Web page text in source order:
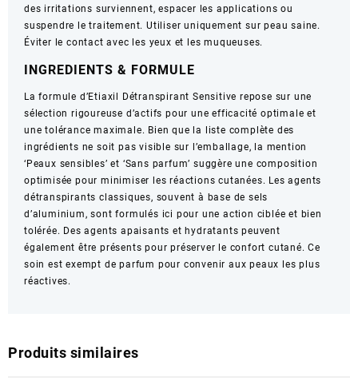
des irritations surviennent, espacer les applications ou
suspendre le traitement. Utiliser uniquement sur peau saine.
Éviter le contact avec les yeux et les muqueuses.
INGREDIENTS & FORMULE
La formule d’Etiaxil Détranspirant Sensitive repose sur une
sélection rigoureuse d’actifs pour une efficacité optimale et
une tolérance maximale. Bien que la liste complète des
ingrédients ne soit pas visible sur l’emballage, la mention
‘Peaux sensibles’ et ‘Sans parfum’ suggère une composition
optimisée pour minimiser les réactions cutanées. Les agents
détranspirants classiques, souvent à base de sels
d’aluminium, sont formulés ici pour une action ciblée et bien
tolérée. Des agents apaisants et hydratants peuvent
également être présents pour préserver le confort cutané. Ce
soin est exempt de parfum pour convenir aux peaux les plus
réactives.
Produits similaires